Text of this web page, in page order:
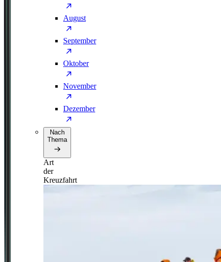
August
September
Oktober
November
Dezember
Nach
Thema
Art
der
Kreuzfahrt